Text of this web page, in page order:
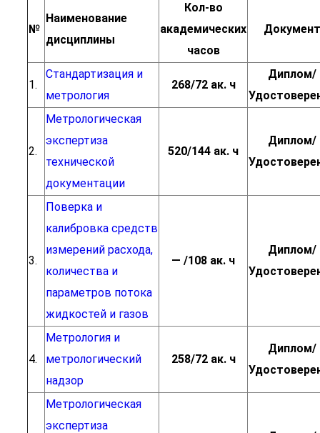
№
Наименование
дисциплины
Кол-во
академических
часов
Документ
1.
Стандартизация и
метрология
268/72 ак. ч
Диплом/
2.
Метрологическая
экспертиза
технической
документации
520/144 ак. ч
Диплом/
3.
Поверка и
калибровка средств
измерений расхода,
количества и
параметров потока
жидкостей и газов
— /108 ак. ч
Диплом/
4.
Метрология и
метрологический
надзор
258/72 ак. ч
Диплом/
Метрологическая
экспертиза